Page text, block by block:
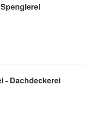
- Dachdeckerei